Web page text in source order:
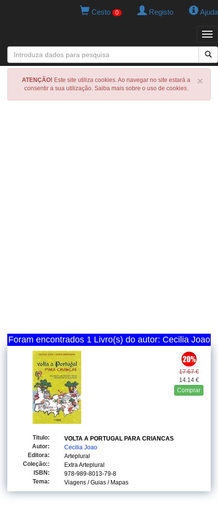
Cesto 0 Registo Ajuda
×
ATENÇÃO! Este site utiliza cookies. Ao navegar no site estará a
consentir a sua utilização. Saiba mais sobre o uso de cookies.
Foram encontrados 1 Livro(s) do autor: Cecilia Joao
17.67 €
14.14 €
Comprar
Titulo:
VOLTA A PORTUGAL PARA CRIANCAS
Autor:
Cecilia Joao
Editora:
Arteplural
Coleção::
Extra Arteplural
ISBN:
978-989-8013-79-8
Tema:
Viagens / Guias / Mapas